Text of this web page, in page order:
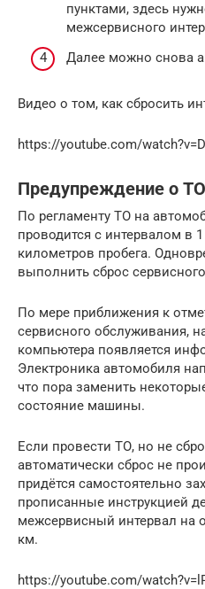
пунктами, здесь
межсервисного
Далее можно снова
Видео о том, как сбросить
https://youtube.com/
Предупреждение о ТО
По регламенту ТО на
проводится с интервалом в
километров пробега.
выполнить сброс
По мере приближения к
сервисного обслуживания,
компьютера появляется
Электроника автомобиля
что пора заменить
состояние машины.
Если провести ТО, но не
автоматически сброс не
придётся самостоятельно
прописанные инструкцией
межсервисный интервал на
км.
https://youtube.com/